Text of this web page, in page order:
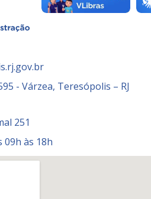
- Várzea, Teresópolis – RJ
251
09h às 18h